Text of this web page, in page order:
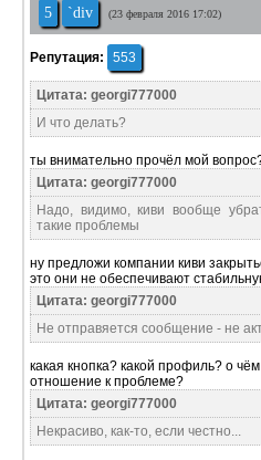
5 `div (23 февраля 2016 17:02)
Репутация: 553
Цитата: georgi777000
И что делать?
ты внимательно прочёл мой
Цитата: georgi777000
Надо, видимо, киви вообще
такие проблемы
ну предложи компании киви
это они не обеспечивают
Цитата: georgi777000
Не отправяется сообщение - не
какая кнопка? какой профиль? о
отношение к проблеме?
Цитата: georgi777000
Некрасиво, как-то, если честно...